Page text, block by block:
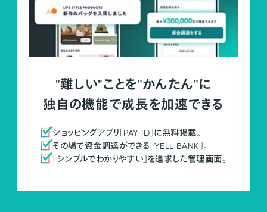
"難しい"ことを"かんたん"に
独自の機能で成長を加速できる
ショッピングアプリ「PAY ID」に無料掲載。
その場で資金調達ができる「YELL BANK」。
「シンプルでわかりやすい」を追求した管理画面。